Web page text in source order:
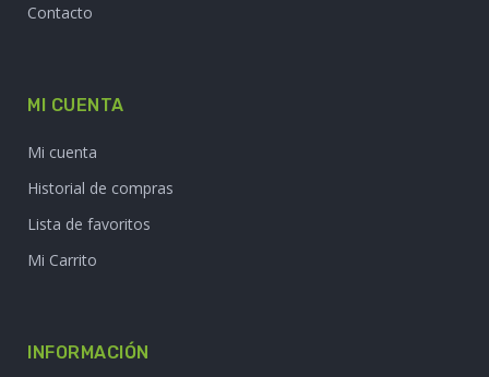
Contacto
MI CUENTA
Mi cuenta
Historial de compras
Lista de favoritos
Mi Carrito
INFORMACIÓN